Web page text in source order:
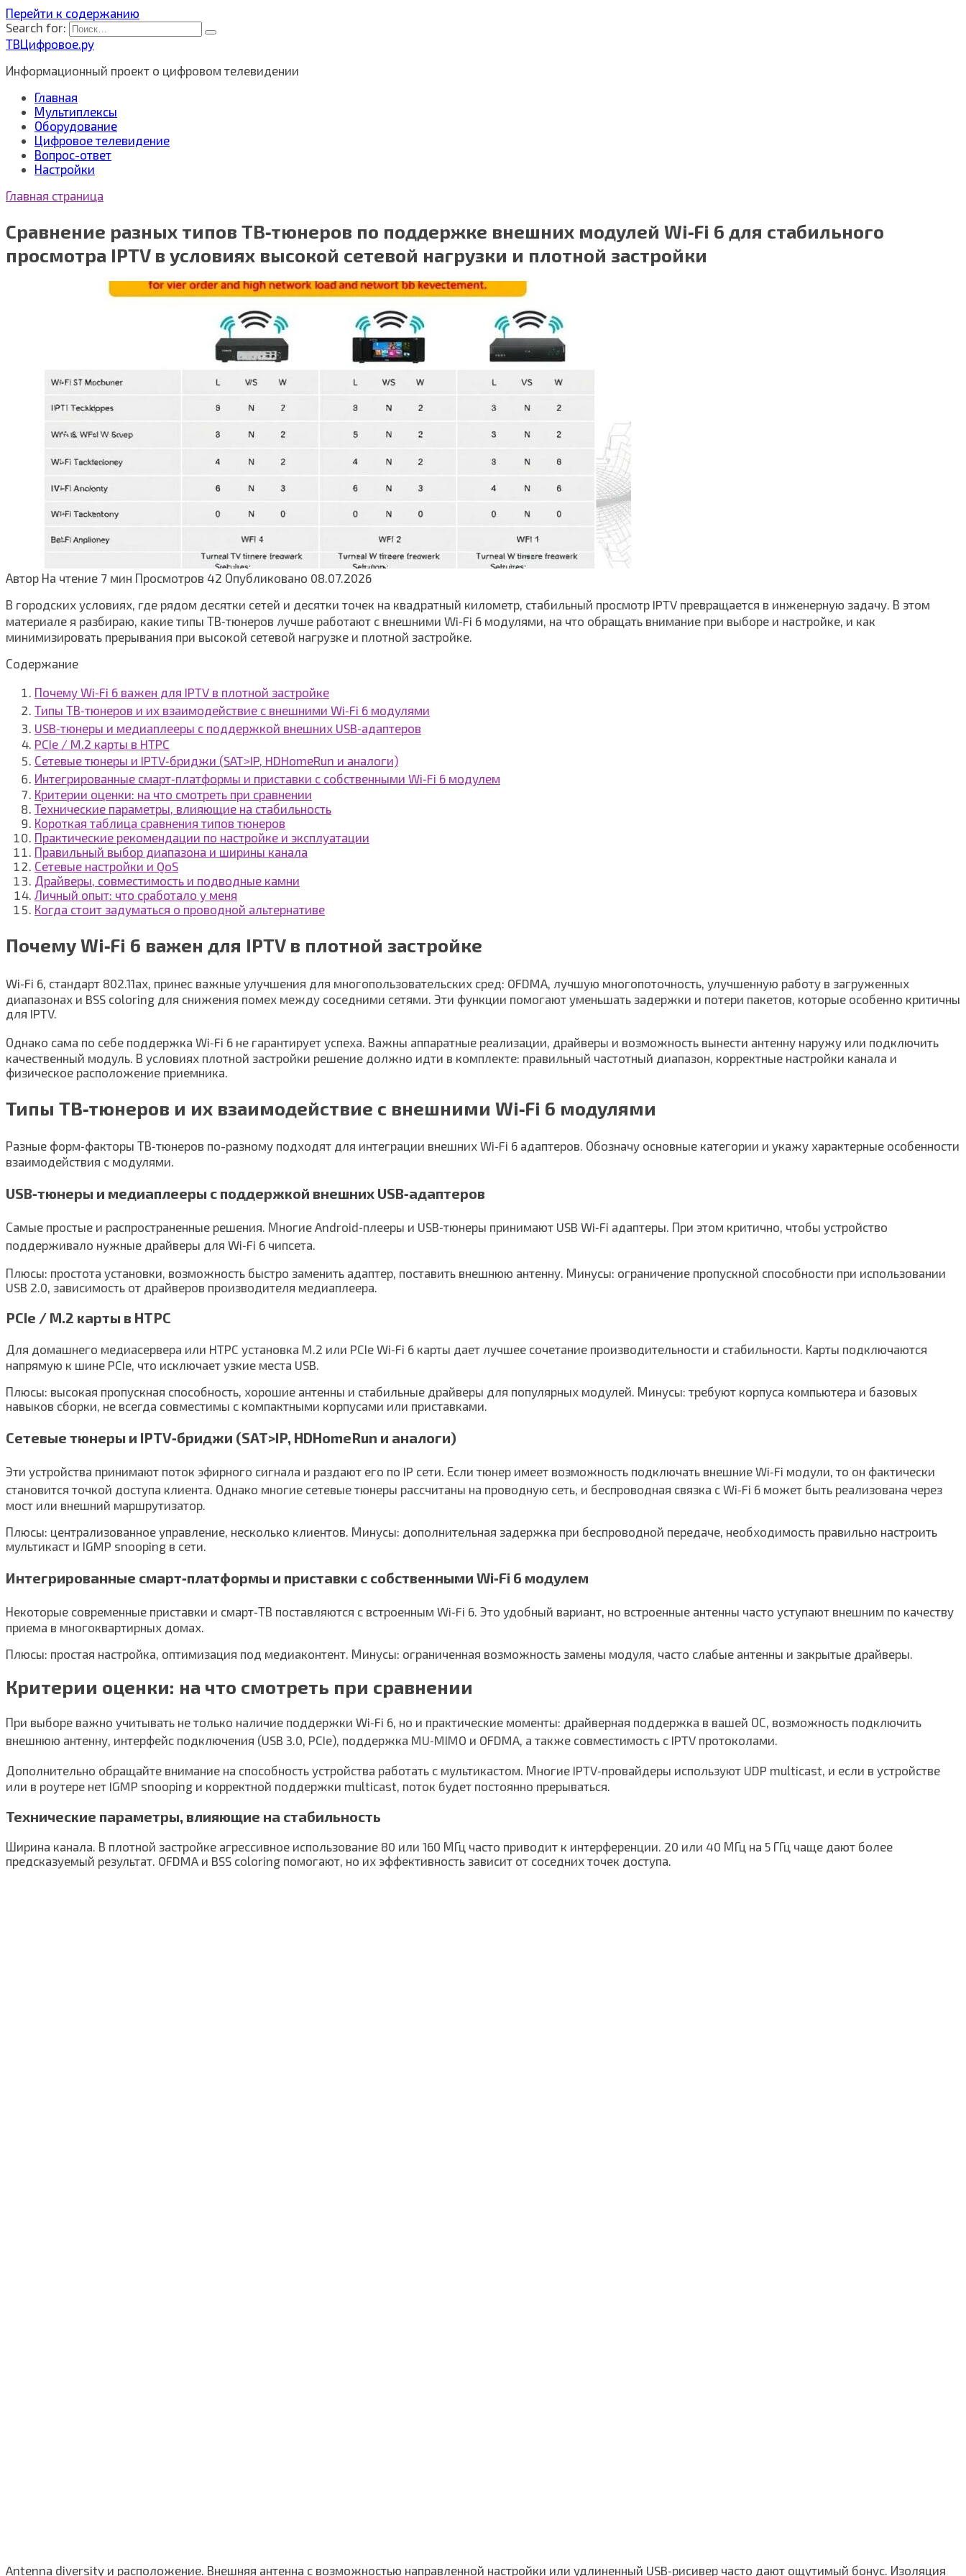
Перейти к содержанию
Search for:
ТВЦифровое.ру
Информационный проект о цифровом телевидении
Главная
Мультиплексы
Оборудование
Цифровое телевидение
Вопрос-ответ
Настройки
Главная страница
Сравнение разных типов ТВ‑тюнеров по поддержке внешних модулей Wi‑Fi 6 для стабильного
просмотра IPTV в условиях высокой сетевой нагрузки и плотной застройки
Автор На чтение 7 мин Просмотров 42 Опубликовано 08.07.2026
В городских условиях, где рядом десятки сетей и десятки точек на квадратный километр, стабильный просмотр IPTV превращается в инженерную задачу. В этом
материале я разбираю, какие типы ТВ‑тюнеров лучше работают с внешними Wi‑Fi 6 модулями, на что обращать внимание при выборе и настройке, и как
минимизировать прерывания при высокой сетевой нагрузке и плотной застройке.
Содержание
Почему Wi‑Fi 6 важен для IPTV в плотной застройке
Типы ТВ‑тюнеров и их взаимодействие с внешними Wi‑Fi 6 модулями
USB‑тюнеры и медиаплееры с поддержкой внешних USB‑адаптеров
PCIe / M.2 карты в HTPC
Сетевые тюнеры и IPTV‑бриджи (SAT>IP, HDHomeRun и аналоги)
Интегрированные смарт‑платформы и приставки с собственными Wi‑Fi 6 модулем
Критерии оценки: на что смотреть при сравнении
Технические параметры, влияющие на стабильность
Короткая таблица сравнения типов тюнеров
Практические рекомендации по настройке и эксплуатации
Правильный выбор диапазона и ширины канала
Сетевые настройки и QoS
Драйверы, совместимость и подводные камни
Личный опыт: что сработало у меня
Когда стоит задуматься о проводной альтернативе
Почему Wi‑Fi 6 важен для IPTV в плотной застройке
Wi‑Fi 6, стандарт 802.11ax, принес важные улучшения для многопользовательских сред: OFDMA, лучшую многопоточность, улучшенную работу в загруженных
диапазонах и BSS coloring для снижения помех между соседними сетями. Эти функции помогают уменьшать задержки и потери пакетов, которые особенно критичны
для IPTV.
Однако сама по себе поддержка Wi‑Fi 6 не гарантирует успеха. Важны аппаратные реализации, драйверы и возможность вынести антенну наружу или подключить
качественный модуль. В условиях плотной застройки решение должно идти в комплекте: правильный частотный диапазон, корректные настройки канала и
физическое расположение приемника.
Типы ТВ‑тюнеров и их взаимодействие с внешними Wi‑Fi 6 модулями
Разные форм‑факторы ТВ‑тюнеров по-разному подходят для интеграции внешних Wi‑Fi 6 адаптеров. Обозначу основные категории и укажу характерные особенности
взаимодействия с модулями.
USB‑тюнеры и медиаплееры с поддержкой внешних USB‑адаптеров
Самые простые и распространенные решения. Многие Android‑плееры и USB‑тюнеры принимают USB Wi‑Fi адаптеры. При этом критично, чтобы устройство
поддерживало нужные драйверы для Wi‑Fi 6 чипсета.
Плюсы: простота установки, возможность быстро заменить адаптер, поставить внешнюю антенну. Минусы: ограничение пропускной способности при использовании
USB 2.0, зависимость от драйверов производителя медиаплеера.
PCIe / M.2 карты в HTPC
Для домашнего медиасервера или HTPC установка M.2 или PCIe Wi‑Fi 6 карты дает лучшее сочетание производительности и стабильности. Карты подключаются
напрямую к шине PCIe, что исключает узкие места USB.
Плюсы: высокая пропускная способность, хорошие антенны и стабильные драйверы для популярных модулей. Минусы: требуют корпуса компьютера и базовых
навыков сборки, не всегда совместимы с компактными корпусами или приставками.
Сетевые тюнеры и IPTV‑бриджи (SAT>IP, HDHomeRun и аналоги)
Эти устройства принимают поток эфирного сигнала и раздают его по IP сети. Если тюнер имеет возможность подключать внешние Wi‑Fi модули, то он фактически
становится точкой доступа клиента. Однако многие сетевые тюнеры рассчитаны на проводную сеть, и беспроводная связка с Wi‑Fi 6 может быть реализована через
мост или внешний маршрутизатор.
Плюсы: централизованное управление, несколько клиентов. Минусы: дополнительная задержка при беспроводной передаче, необходимость правильно настроить
мультикаст и IGMP snooping в сети.
Интегрированные смарт‑платформы и приставки с собственными Wi‑Fi 6 модулем
Некоторые современные приставки и смарт‑ТВ поставляются с встроенным Wi‑Fi 6. Это удобный вариант, но встроенные антенны часто уступают внешним по качеству
приема в многоквартирных домах.
Плюсы: простая настройка, оптимизация под медиаконтент. Минусы: ограниченная возможность замены модуля, часто слабые антенны и закрытые драйверы.
Критерии оценки: на что смотреть при сравнении
При выборе важно учитывать не только наличие поддержки Wi‑Fi 6, но и практические моменты: драйверная поддержка в вашей ОС, возможность подключить
внешнюю антенну, интерфейс подключения (USB 3.0, PCIe), поддержка MU‑MIMO и OFDMA, а также совместимость с IPTV протоколами.
Дополнительно обращайте внимание на способность устройства работать с мультикастом. Многие IPTV‑провайдеры используют UDP multicast, и если в устройстве
или в роутере нет IGMP snooping и корректной поддержки multicast, поток будет постоянно прерываться.
Технические параметры, влияющие на стабильность
Ширина канала. В плотной застройке агрессивное использование 80 или 160 МГц часто приводит к интерференции. 20 или 40 МГц на 5 ГГц чаще дают более
предсказуемый результат. OFDMA и BSS coloring помогают, но их эффективность зависит от соседних точек доступа.
Antenna diversity и расположение. Внешняя антенна с возможностью направленной настройки или удлиненный USB‑рисивер часто дают ощутимый бонус. Изоляция